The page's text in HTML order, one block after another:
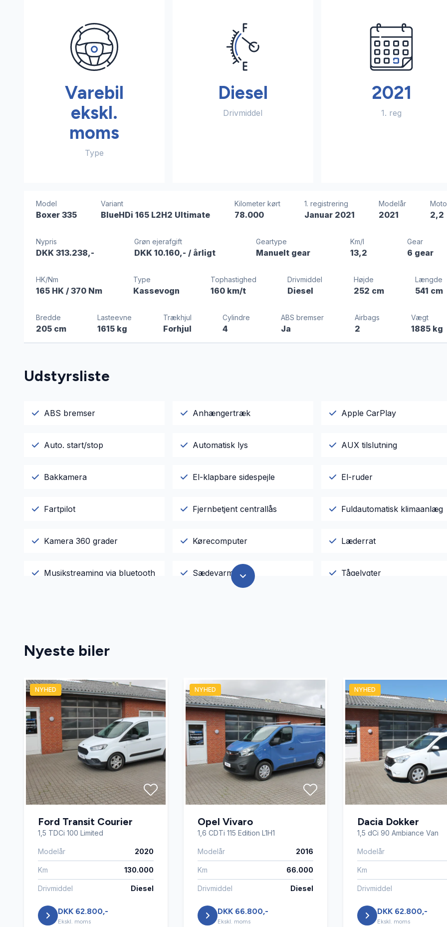
Varebil
ekskl.
moms
Type
Diesel
Drivmiddel
2021
1. reg
Model
Boxer 335
Variant
BlueHDi 165 L2H2 Ultimate
Kilometer kørt
78.000
1. registrering
Januar 2021
Modelår
2021 2,2
Nypris
DKK 313.238,-
Grøn ejerafgift
DKK 10.160,-/ årligt
Geartype
Manuelt gear
Km/l
13,2
Gear
6 gear
HK/Nm
165 HK / 370 Nm
Type
Kassevogn
Tophastighed
160 km/t
Drivmiddel
Diesel
Højde
252 cm
Længde
541 cm
Bredde
205 cm
Lasteevne
1615 kg
Trækhjul
Forhjul
Cylindre
4
ABS bremser
Ja
Airbags
2
Vægt
1885 kg
Udstyrsliste
ABS bremser Anhængertræk Apple CarPlay
Auto. start/stop Automatisk lys AUX tilslutning
Bakkamera El-klapbare sidespejle El-ruder
Fartpilot Fjernbetjent centrallås Fuldautomatisk klimaanlæg
Kamera 360 grader Kørecomputer Læderrat
Musikstreaming via bluetooth Sædevarme Tågelygter
Nyeste biler
NYHED
Ford Transit Courier
1,5 TDCi 100 Limited
Modelår 2020
Km 130.000
Drivmiddel Diesel
DKK 62.800,-
Ekskl. moms
NYHED
Opel Vivaro
1,6 CDTi 115 Edition L1H1
Modelår 2016
Km 66.000
Drivmiddel Diesel
DKK 66.800,-
Ekskl. moms
NYHED
Dacia Dokker
1,5 dCi 90 Ambiance Van
Modelår
Km
Drivmiddel
DKK 62.800,-
Ekskl. moms